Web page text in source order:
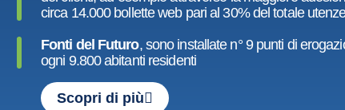
circa 14.000 bollette web pari al 30% del totale
Fonti del Futuro, sono installate n° 9 punti di
ogni 9.800 abitanti residenti
Scopri di più